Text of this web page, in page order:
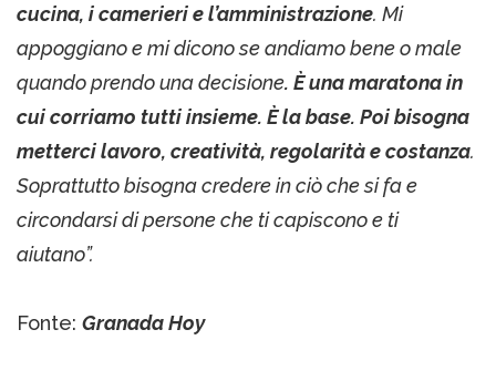
cucina, i camerieri e l’amministrazione. Mi
appoggiano e mi dicono se andiamo bene o male
quando prendo una decisione. È una maratona in
cui corriamo tutti insieme. È la base. Poi bisogna
metterci lavoro, creatività, regolarità e costanza.
Soprattutto bisogna credere in ciò che si fa e
circondarsi di persone che ti capiscono e ti
aiutano”.
Fonte: Granada Hoy